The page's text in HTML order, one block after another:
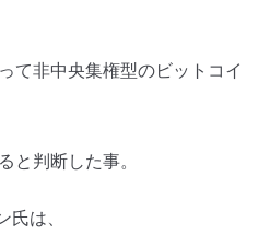
て非中央集権型のビットコイ
と判断した事。
は、